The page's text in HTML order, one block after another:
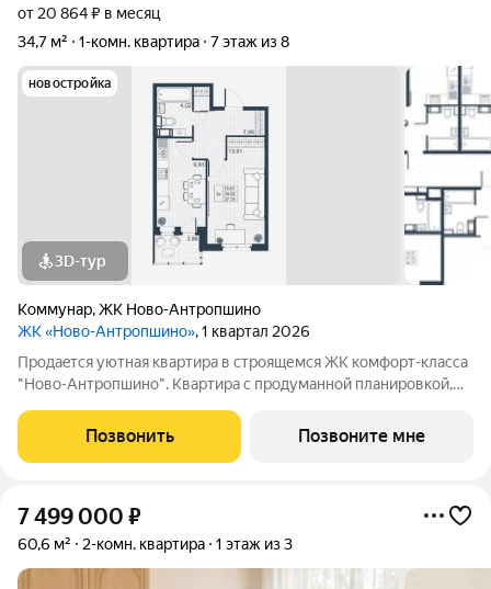
от 20 864 ₽ в месяц
34,7 м²
1-комн. квартира 7 этаж из 8
новостройка
3D-тур
Коммунар,ЖК Ново-Антропшино
ЖК «Ново-Антропшино», 1 квартал 2026
Пpoдaeтся уютная квартира в строящемся ЖК комфорт-клacca
"Ново-Антропшино". Квартира с продуманной планировкой,
каждое помещение - это позволит получить максимум
комфорта для жизни. Жить за
Позвонить Позвоните мне
7 499 000 ₽
60,6 м² 2-комн. квартира 1 этаж из 3